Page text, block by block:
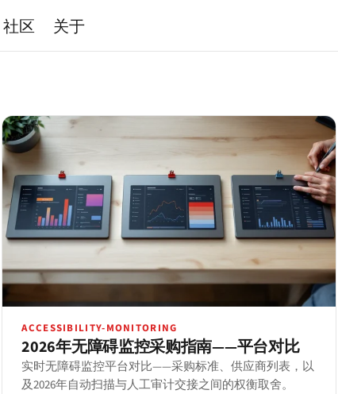
社区 关于
ACCESSIBILITY-MONITORING
2026年无障碍监控采购指南——平台对比
实时无障碍监控平台对比——采购标准、供应商列表，以
及2026年自动扫描与人工审计交接之间的权衡取舍。